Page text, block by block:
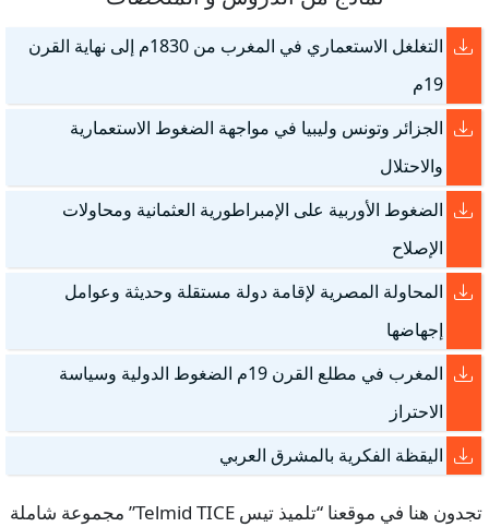
التغلغل الاستعماري في المغرب من 1830م إلى نهاية القرن
19م
الجزائر وتونس وليبيا في مواجهة الضغوط الاستعمارية
والاحتلال
الضغوط الأوربية على الإمبراطورية العثمانية ومحاولات
الإصلاح
المحاولة المصرية لإقامة دولة مستقلة وحديثة وعوامل
إجهاضها
المغرب في مطلع القرن 19م الضغوط الدولية وسياسة
الاحتراز
اليقظة الفكرية بالمشرق العربي
تجدون هنا في موقعنا “تلميذ تيس Telmid TICE” مجموعة شاملة